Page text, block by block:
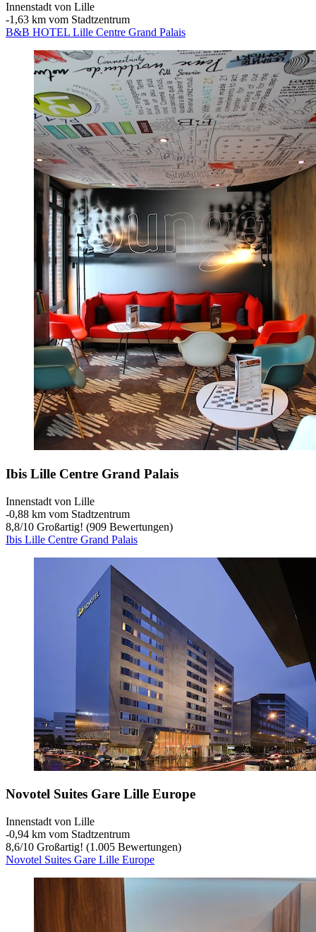
Innenstadt von Lille
‐1,63 km vom Stadtzentrum
B&B HOTEL Lille Centre Grand Palais
Ibis Lille Centre Grand Palais
Innenstadt von Lille
‐0,88 km vom Stadtzentrum
8,8/10 Großartig! (909 Bewertungen)
Ibis Lille Centre Grand Palais
Novotel Suites Gare Lille Europe
Innenstadt von Lille
‐0,94 km vom Stadtzentrum
8,6/10 Großartig! (1.005 Bewertungen)
Novotel Suites Gare Lille Europe